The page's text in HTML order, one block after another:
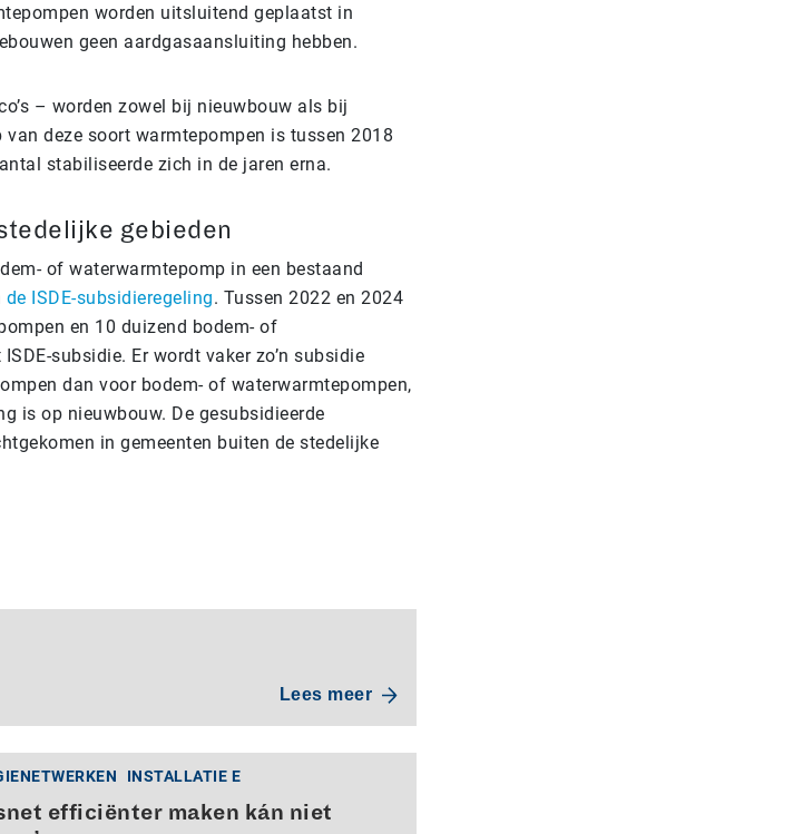
worden uitsluitend geplaatst in
geen aardgasaansluiting hebben.
– worden zowel bij nieuwbouw als bij
deze soort warmtepompen is tussen 2018
stabiliseerde zich in de jaren erna.
gebieden
of waterwarmtepomp in een bestaand
de ISDE-subsidieregeling. Tussen 2022 en 2024
en 10 duizend bodem- of
subsidie. Er wordt vaker zo’n subsidie
dan voor bodem- of waterwarmtepompen,
is op nieuwbouw. De gesubsidieerde
in gemeenten buiten de stedelijke
Lees meer
INSTALLATIE E
efficiënter maken kán niet